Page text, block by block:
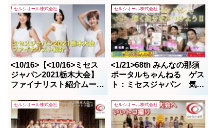
セルシオール株式会社
<10/16>【<10/16>ミセス
ジャパン2021栃木大会】
ファイナリスト紹介ムービ
（土）に本大会開催です‼️
セルシオール株式会社
<1/21>68th みんなの那須
ポータルちゃんねる ゲス
ト：ミセスジャパン 気密
セルシオール株式会社 セルシオール株式会社